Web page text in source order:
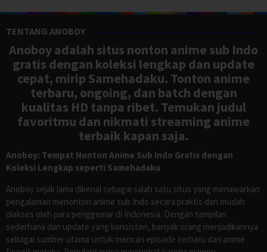
TENTANG ANOBOY
Anoboy adalah situs nonton anime sub Indo
gratis dengan koleksi lengkap dan update
cepat, mirip Samehadaku. Tonton anime
terbaru, ongoing, dan batch dengan
kualitas HD tanpa ribet. Temukan judul
favoritmu dan nikmati streaming anime
terbaik kapan saja.
Anoboy: Tempat Nonton Anime Sub Indo Gratis dengan
Koleksi Lengkap seperti Samehadaku
Anoboy sejak lama dikenal sebagai salah satu situs yang menawarkan
pengalaman menonton anime sub Indo secara praktis dan mudah
diakses oleh para penggemar di Indonesia. Dengan tampilan
sederhana dan update yang konsisten, banyak orang menjadikannya
sebagai sumber utama untuk mencari episode terbaru dari anime